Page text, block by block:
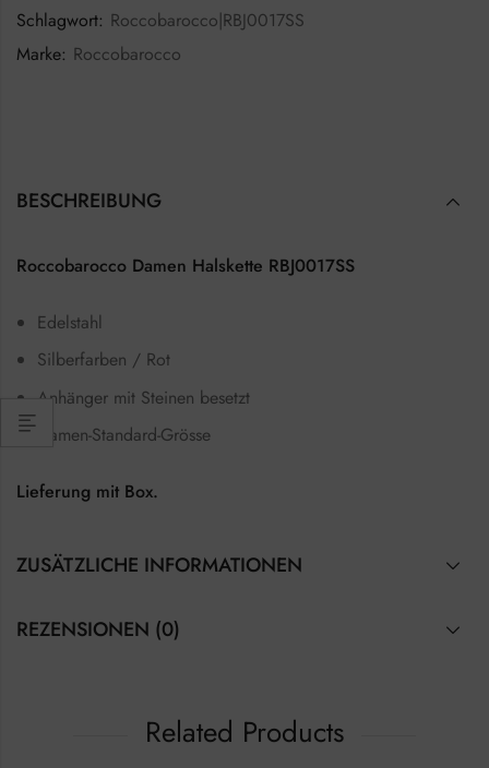
Schlagwort: Roccobarocco|RBJ0017SS
Marke: Roccobarocco
BESCHREIBUNG
Roccobarocco Damen Halskette RBJ0017SS
Edelstahl
Silberfarben / Rot
Anhänger mit Steinen besetzt
Damen-Standard-Grösse
Lieferung mit Box.
ZUSÄTZLICHE INFORMATIONEN
REZENSIONEN (0)
Related Products